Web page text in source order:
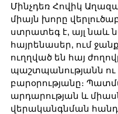
Մինչդեռ Հովիկ
միայն խորը
ստրատեգ է, այլ նաև
հայրենասեր, ում
ուղղված են հայ
պաշտպանությանն ու
բարօրությանը։
արդարության և
վերականգնման